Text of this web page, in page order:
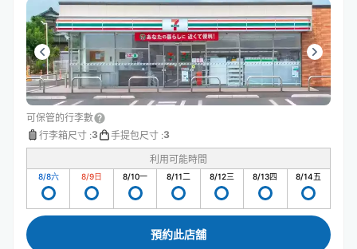
可保管的行李數
行李箱尺寸 :3 手提包尺寸 :3
利用可能時間
8/8六 8/9日 8/10一 8/11二 8/12三 8/13四 8/14五
預約此店舖